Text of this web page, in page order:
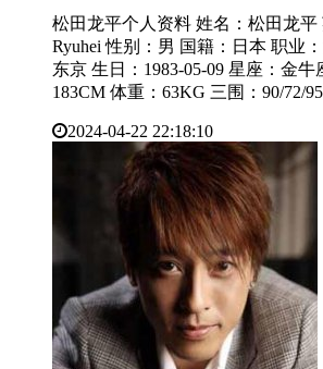
松田龙平个人资料 姓名：松田龙平
Ryuhei 性别：男 国籍：日本 职业
东京 生日：1983-05-09 星座：金牛
183CM 体重：63KG 三围：90/72/
2024-04-22 22:18:10